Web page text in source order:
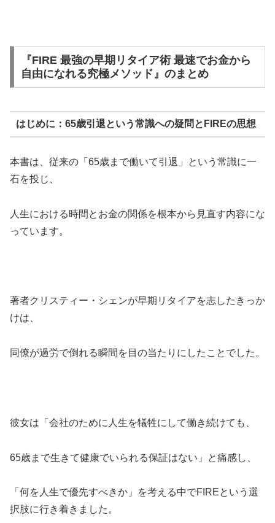
『FIRE 最強の早期リタイア術 最速でお金から
自由になれる究極メソッド』のまとめ
はじめに：65歳引退という常識への疑問とFIREの思想
本書は、従来の「65歳まで働いて引退」という常識に一
石を投じ、
人生における時間とお金の関係を根本から見直す内容にな
っています。
著者クリスティー・シェンが早期リタイアを志したきっか
けは、
同僚が過労で倒れる瞬間を目の当たりにしたことでした。
彼女は「会社のために人生を犠牲にして働き続けても、
65歳まで生きて健康でいられる保証はない」と痛感し、
「何を人生で優先すべきか」を考える中でFIREという選
択肢に行き着きました。